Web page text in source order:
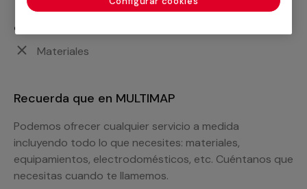
¿Qué no incluye?
Materiales
Recuerda que en MULTIMAP
Podemos ofrecer cualquier servicio a medida
incluyendo todo lo que necesites: materiales,
equipamientos, electrodomésticos, etc. Cuéntanos que
necesitas cuando te llamemos.